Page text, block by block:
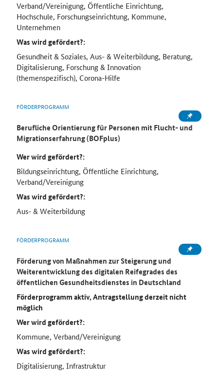
Verband/Vereinigung, Öffentliche Einrichtung,
Hochschule, Forschungseinrichtung, Kommune,
Unternehmen
Was wird gefördert?:
Gesundheit & Soziales, Aus- & Weiterbildung, Beratung,
Digitalisierung, Forschung & Innovation
(themenspezifisch), Corona-Hilfe
FÖRDERPROGRAMM
Berufliche Orientierung für Personen mit Flucht- und
Migrationserfahrung (BOFplus)
Wer wird gefördert?:
Bildungseinrichtung, Öffentliche Einrichtung,
Verband/Vereinigung
Was wird gefördert?:
Aus- & Weiterbildung
FÖRDERPROGRAMM
Förderung von Maßnahmen zur Steigerung und
Weiterentwicklung des digitalen Reifegrades des
öffentlichen Gesundheitsdienstes in Deutschland
Förderprogramm aktiv, Antragstellung derzeit nicht
möglich
Wer wird gefördert?:
Kommune, Verband/Vereinigung
Was wird gefördert?:
Digitalisierung, Infrastruktur